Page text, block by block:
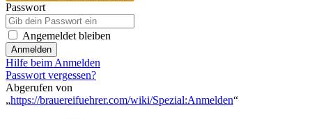
Passwort
Angemeldet bleiben
Anmelden
Hilfe beim Anmelden
Passwort vergessen?
Abgerufen von
„https://brauereifuehrer.com/wiki/Spezial:Anmelden“